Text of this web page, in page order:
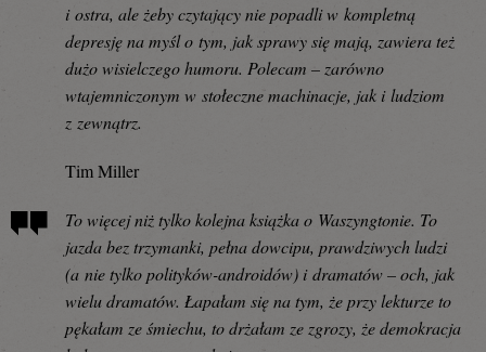
i ostra, ale żeby czytający nie popadli w kompletną
depresję na myśl o tym, jak sprawy się mają, zawiera też
dużo wisielczego humoru. Polecam – zarówno
wtajemniczonym w stołeczne machinacje, jak i ludziom
z zewnątrz.
Tim Miller
To więcej niż tylko kolejna książka o Waszyngtonie. To
jazda bez trzymanki, pełna dowcipu, prawdziwych ludzi
(a nie tylko polityków-androidów) i dramatów – och, jak
wielu dramatów. Łapałam się na tym, że przy lekturze to
pękałam ze śmiechu, to drżałam ze zgrozy, że demokracja